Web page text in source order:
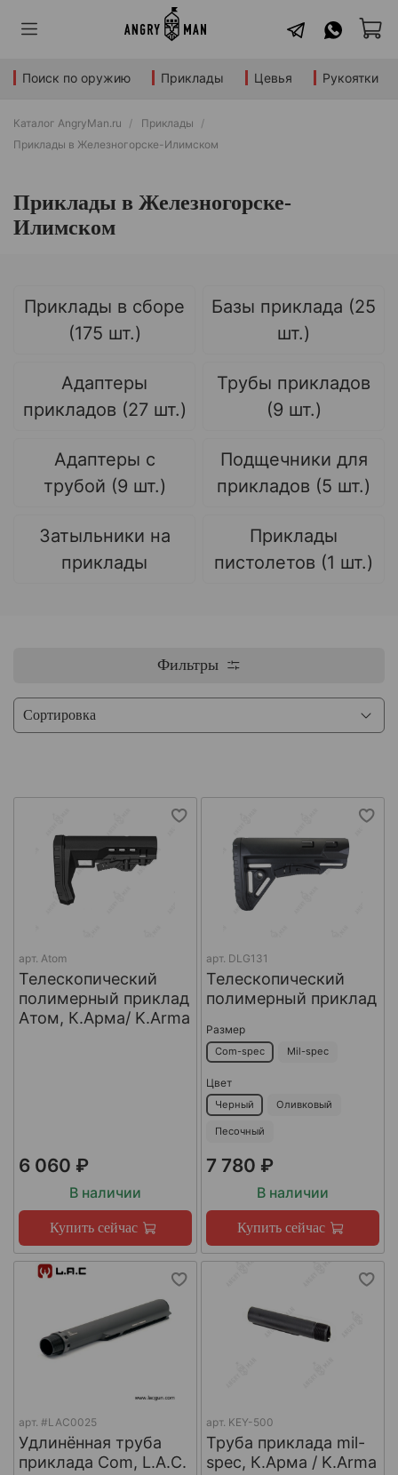
Поиск по оружию Приклады Цевья Рукоятки
Каталог AngryMan.ru
Приклады
Приклады в Железногорске-Илимском
Приклады в Железногорске-
Илимском
Приклады в сборе
(175 шт.)
Базы приклада (25
шт.)
Адаптеры
прикладов (27 шт.)
Трубы прикладов
(9 шт.)
Адаптеры с
трубой (9 шт.)
Подщечники для
прикладов (5 шт.)
Затыльники на
приклады
Приклады
пистолетов (1 шт.)
Фильтры
арт. Atom
Телескопический
полимерный приклад
Атом, К.Арма/ K.Arma
6 060 ₽
В наличии
Купить сейчас
арт. DLG131
Телескопический
полимерный приклад
Размер
Com-spec Mil-spec
Цвет
Черный Оливковый
Песочный
7 780 ₽
В наличии
Купить сейчас
арт. #LAC0025
Удлинённая труба
приклада Com, L.A.C.
арт. KEY-500
Труба приклада mil-
spec, К.Арма / K.Arma